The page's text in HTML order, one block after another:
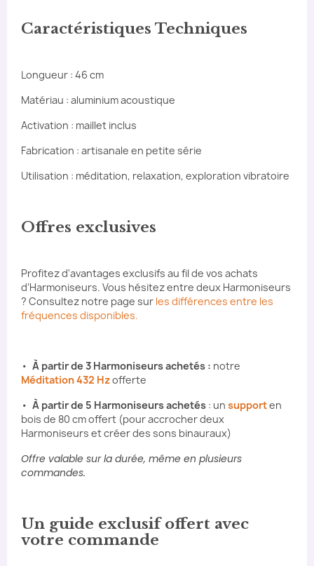
Caractéristiques Techniques
Longueur : 46 cm
Matériau : aluminium acoustique
Activation : maillet inclus
Fabrication : artisanale en petite série
Utilisation : méditation, relaxation, exploration vibratoire
Offres exclusives
Profitez d'avantages exclusifs au fil de vos achats
d’Harmoniseurs. Vous hésitez entre deux Harmoniseurs
? Consultez notre page sur les différences entre les
fréquences disponibles.
• À partir de 3 Harmoniseurs achetés : notre
Méditation 432 Hzofferte
• À partir de 5 Harmoniseurs achetés : un supporten
bois de 80 cm offert (pour accrocher deux
Harmoniseurs et créer des sons binauraux)
Offre valable sur la durée, même en plusieurs
commandes.
Un guide exclusif offert avec
votre commande